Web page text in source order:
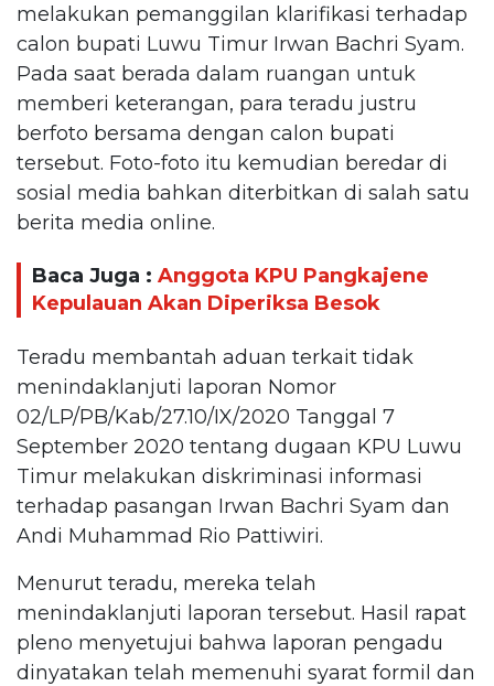
melakukan pemanggilan klarifikasi terhadap
calon bupati Luwu Timur Irwan Bachri Syam.
Pada saat berada dalam ruangan untuk
memberi keterangan, para teradu justru
berfoto bersama dengan calon bupati
tersebut. Foto-foto itu kemudian beredar di
sosial media bahkan diterbitkan di salah satu
berita media online.
Baca Juga : Anggota KPU Pangkajene
Kepulauan Akan Diperiksa Besok
Teradu membantah aduan terkait tidak
menindaklanjuti laporan Nomor
02/LP/PB/Kab/27.10/IX/2020 Tanggal 7
September 2020 tentang dugaan KPU Luwu
Timur melakukan diskriminasi informasi
terhadap pasangan Irwan Bachri Syam dan
Andi Muhammad Rio Pattiwiri.
Menurut teradu, mereka telah
menindaklanjuti laporan tersebut. Hasil rapat
pleno menyetujui bahwa laporan pengadu
dinyatakan telah memenuhi syarat formil dan